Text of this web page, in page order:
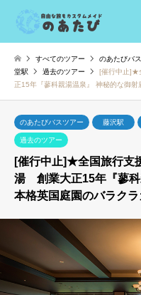
すべてのツアー のあたびバ
堂駅
過去のツアー
[催行中止]★
正15年『蓼科親湯温泉』 神秘的な御
のあたびバスツアー 藤沢駅
過去のツアー
[催行中止]★全国旅行支
湯 創業大正15年『蓼科
本格英国庭園のバラク